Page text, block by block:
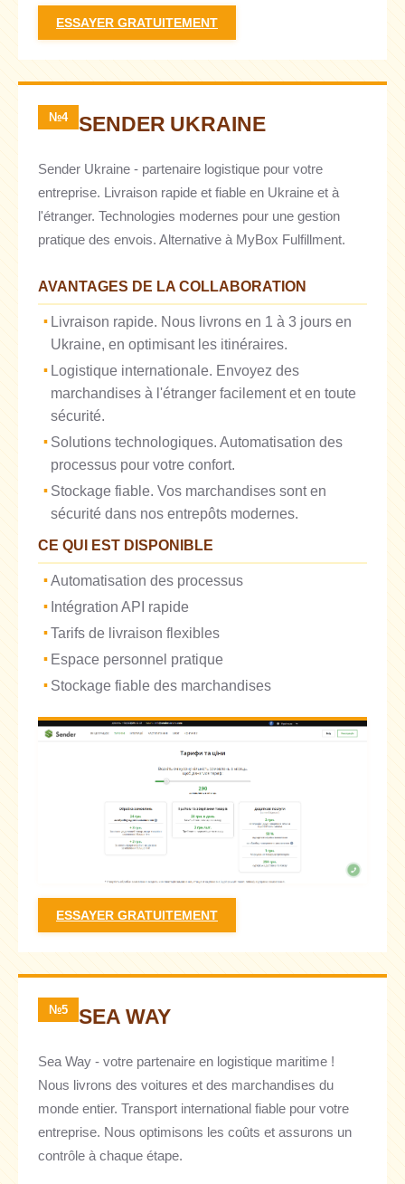
ESSAYER GRATUITEMENT
№4 SENDER UKRAINE
Sender Ukraine - partenaire logistique pour votre
entreprise. Livraison rapide et fiable en Ukraine et à
l'étranger. Technologies modernes pour une gestion
pratique des envois. Alternative à MyBox Fulfillment.
AVANTAGES DE LA COLLABORATION
Livraison rapide. Nous livrons en 1 à 3 jours en
Ukraine, en optimisant les itinéraires.
Logistique internationale. Envoyez des
marchandises à l'étranger facilement et en toute
sécurité.
Solutions technologiques. Automatisation des
processus pour votre confort.
Stockage fiable. Vos marchandises sont en
sécurité dans nos entrepôts modernes.
CE QUI EST DISPONIBLE
Automatisation des processus
Intégration API rapide
Tarifs de livraison flexibles
Espace personnel pratique
Stockage fiable des marchandises
ESSAYER GRATUITEMENT
№5 SEA WAY
Sea Way - votre partenaire en logistique maritime !
Nous livrons des voitures et des marchandises du
monde entier. Transport international fiable pour votre
entreprise. Nous optimisons les coûts et assurons un
contrôle à chaque étape.